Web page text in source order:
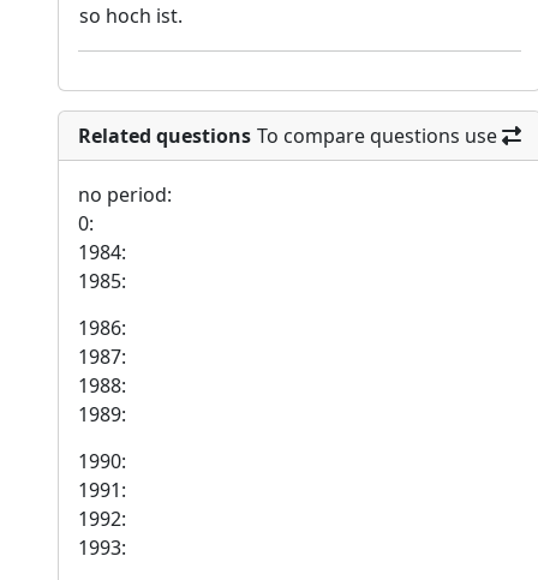
so hoch ist.
Related questions To compare questions use
no period:
0:
1984:
1985:
1986:
1987:
1988:
1989:
1990:
1991:
1992:
1993: